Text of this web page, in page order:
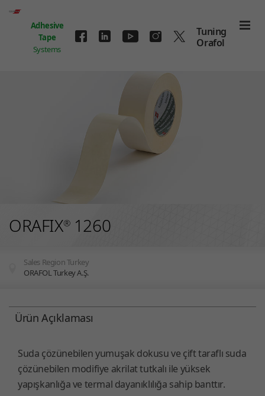
Adhesive
Tape
Systems
Tuning
Orafol
ORAFIX®1260
You are here:
Sales Region Turkey
ORAFOL Turkey A.Ş.
Ürün Açıklaması
Suda çözünebilen yumuşak dokusu ve çift taraflı suda
çözünebilen modifiye akrilat tutkalı ile yüksek
yapışkanlığa ve termal dayanıklılığa sahip banttır.